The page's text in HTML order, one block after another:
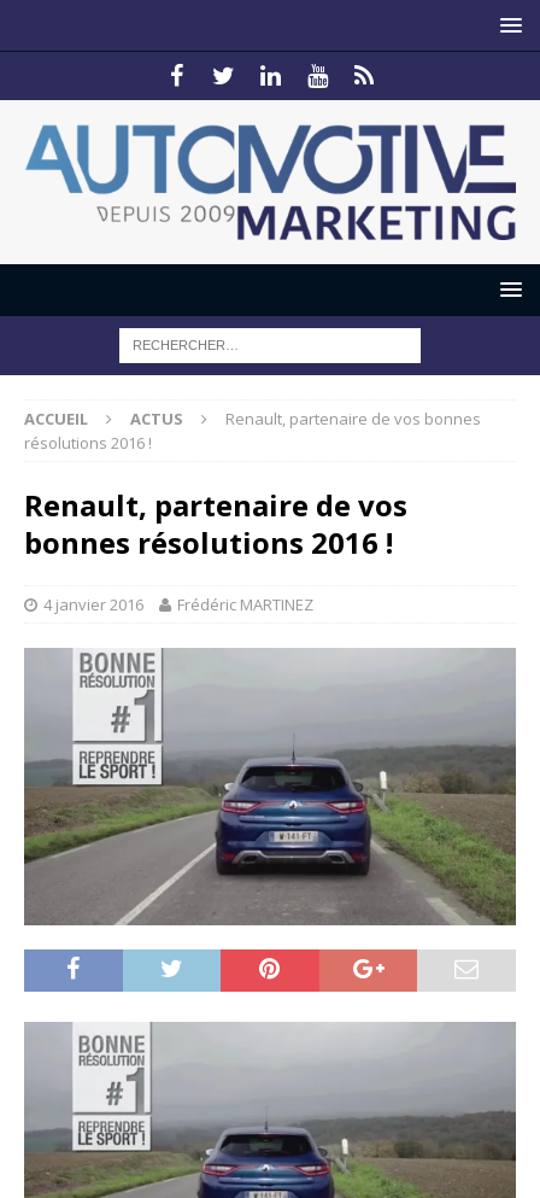
ACCUEIL ACTUS
Renault, partenaire de vos bonnes
résolutions 2016 !
Renault, partenaire de vos
bonnes résolutions 2016 !
4 janvier 2016 Frédéric MARTINEZ